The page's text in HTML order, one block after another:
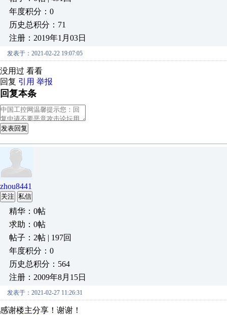
年度积分：0
历史总积分：71
注册：2019年1月03日
发表于：2021-02-22 19:07:05
没用过 看看
回复 引用 举报
回复本条
发表回复
zhou8441
关注 私信
精华：0帖
求助：0帖
帖子：2帖 | 197回
年度积分：0
历史总积分：564
注册：2009年8月15日
发表于：2021-02-27 11:26:31
感谢楼主分享！谢谢！